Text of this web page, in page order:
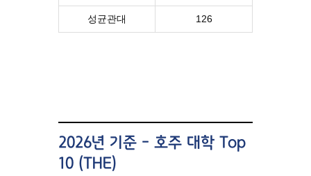
성균관대 126
2026년 기준 – 호주 대학 Top
10 (THE)